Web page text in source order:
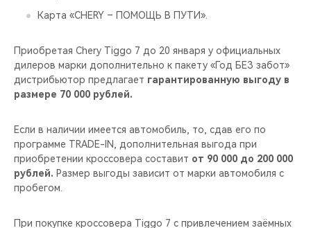
Карта «CHERY – ПОМОЩЬ В ПУТИ».
Приобретая Chery Tiggo 7 до 20 января у официальных
дилеров марки дополнительно к пакету «Год БЕЗ забот»
дистрибьютор предлагает гарантированную выгоду в
размере 70 000 рублей.
Если в наличии имеется автомобиль, то, сдав его по
программе TRADE-IN, дополнительная выгода при
приобретении кроссовера составит от 90 000 до 200 000
рублей. Размер выгоды зависит от марки автомобиля с
пробегом.
При покупке кроссовера Tiggo 7 с привлечением заёмных